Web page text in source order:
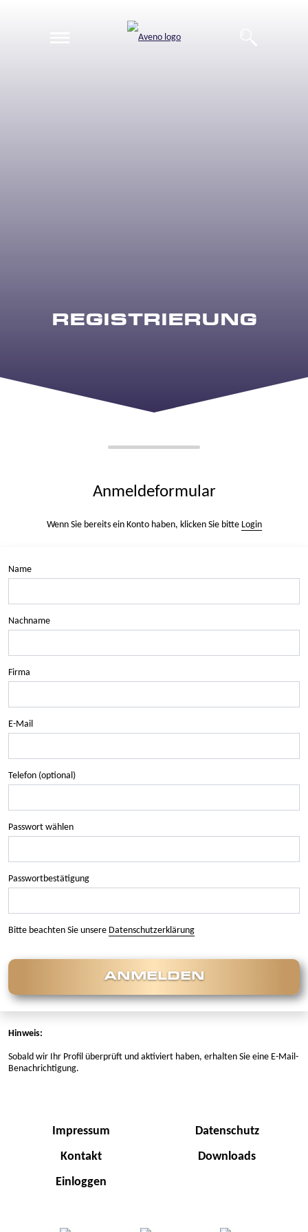
REGISTRIERUNG
Anmeldeformular
Wenn Sie bereits ein Konto haben, klicken Sie bitte Login
Name
Nachname
Firma
E-Mail
Telefon (optional)
Passwort wählen
Passwortbestätigung
Bitte beachten Sie unsere Datenschutzerklärung
ANMELDEN
Hinweis:
Sobald wir Ihr Profil überprüft und aktiviert haben, erhalten Sie eine E-Mail-
Benachrichtigung.
Impressum
Datenschutz
Kontakt
Downloads
Einloggen